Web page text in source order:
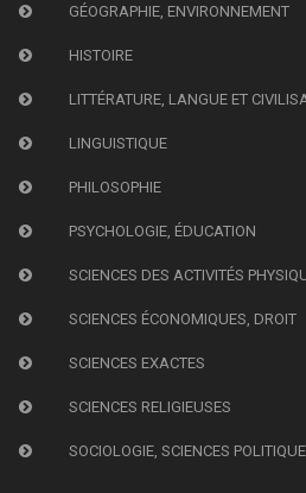
GÉOGRAPHIE, ENVIRONNEMENT
HISTOIRE
LITTÉRATURE, LANGUE ET
LINGUISTIQUE
PHILOSOPHIE
PSYCHOLOGIE, ÉDUCATION
SCIENCES DES ACTIVITÉS
SCIENCES ÉCONOMIQUES, DROIT
SCIENCES EXACTES
SCIENCES RELIGIEUSES
SOCIOLOGIE, SCIENCES